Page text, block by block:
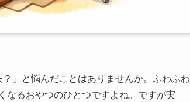
」と悩んだことはありませんか。ふわふわ
なるおやつのひとつですよね。ですが実